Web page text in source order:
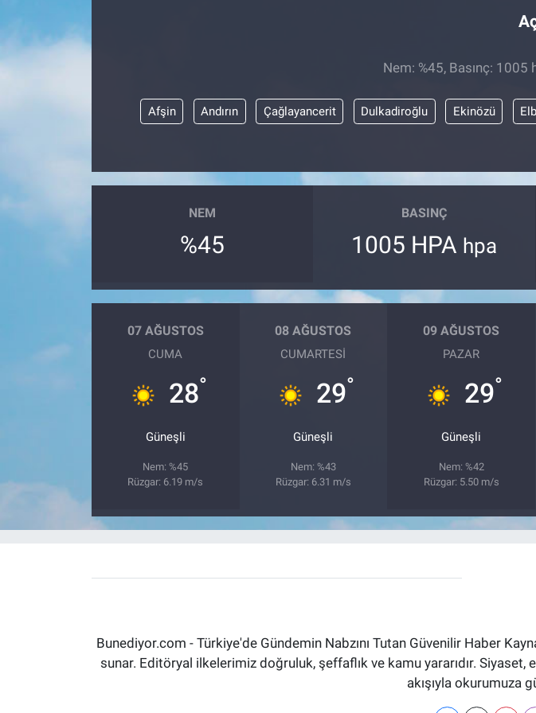
Nem: %45, Basınç:
Afşin Andırın Çağlayancerit Dulkadiroğlu Ekinözü
NEM
%45
BASINÇ
1005 HPA hpa
07 AĞUSTOS
CUMA
28°
Güneşli
Nem: %45
Rüzgar: 6.19 m/s
08 AĞUSTOS
CUMARTESI
29°
Güneşli
Nem: %43
Rüzgar: 6.31 m/s
09 AĞUSTOS
PAZAR
29°
Güneşli
Nem: %42
Rüzgar: 5.50 m/s
Bunediyor.com - Türkiye'de Gündemin Nabzını Tutan Güvenilir Haber
sunar. Editöryal ilkelerimiz doğruluk, şeffaflık ve kamu yararıdır.
akışıyla okurumuza
Sağlık
KÜLTÜR SANAT